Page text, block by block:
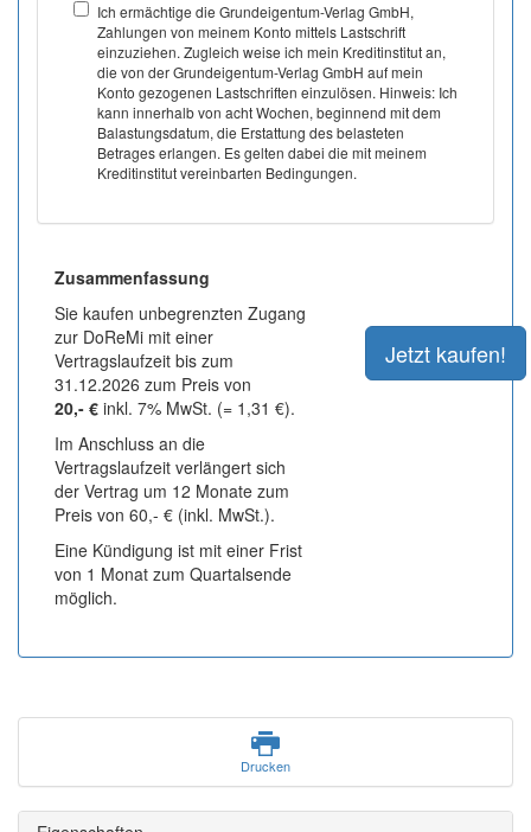
Ich ermächtige die Grundeigentum-Verlag GmbH,
Zahlungen von meinem Konto mittels Lastschrift
einzuziehen. Zugleich weise ich mein Kreditinstitut an,
die von der Grundeigentum-Verlag GmbH auf mein
Konto gezogenen Lastschriften einzulösen. Hinweis: Ich
kann innerhalb von acht Wochen, beginnend mit dem
Balastungsdatum, die Erstattung des belasteten
Betrages erlangen. Es gelten dabei die mit meinem
Kreditinstitut vereinbarten Bedingungen.
Zusammenfassung
Sie kaufen unbegrenzten Zugang
zur DoReMi mit einer
Vertragslaufzeit bis zum
31.12.2026 zum Preis von
20,- € inkl. 7% MwSt. (= 1,31 €).
Im Anschluss an die
Vertragslaufzeit verlängert sich
der Vertrag um 12 Monate zum
Preis von 60,- € (inkl. MwSt.).
Eine Kündigung ist mit einer Frist
von 1 Monat zum Quartalsende
möglich.
Drucken